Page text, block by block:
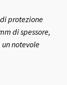
di protezione
di spessore,
notevole